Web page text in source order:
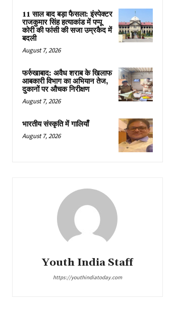
11 साल बाद बड़ा फैसला: इंस्पेक्टर
राजकुमार सिंह हत्याकांड में पप्पू
कोरी की फांसी की सजा उम्रकैद में
बदली
August 7, 2026
फर्रुखाबाद: अवैध शराब के खिलाफ
आबकारी विभाग का अभियान तेज,
दुकानों पर औचक निरीक्षण
August 7, 2026
भारतीय संस्कृति में गालियाँ
August 7, 2026
Youth India Staff
https://youthindiatoday.com